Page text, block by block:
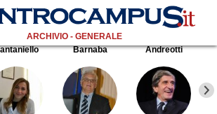
ARCHIVIO - GENERALE
Barnaba Andreotti